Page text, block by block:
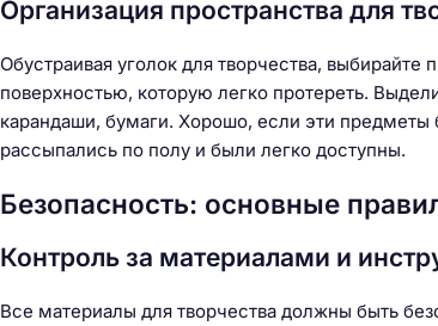
Организация пространства для
Обустраивая уголок для творчества,
поверхностью, которую легко протереть.
карандаши, бумаги. Хорошо, если эти предметы
рассыпались по полу и были легко доступны.
Безопасность: основные
Контроль за материалами и
Все материалы для творчества должны быть